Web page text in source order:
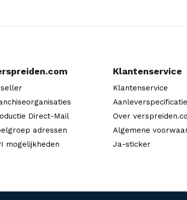
Direct-Mail
adressen
mogelijkheden
Klantenservice
Klantenservice
Over
Algemene
Ja-sticker